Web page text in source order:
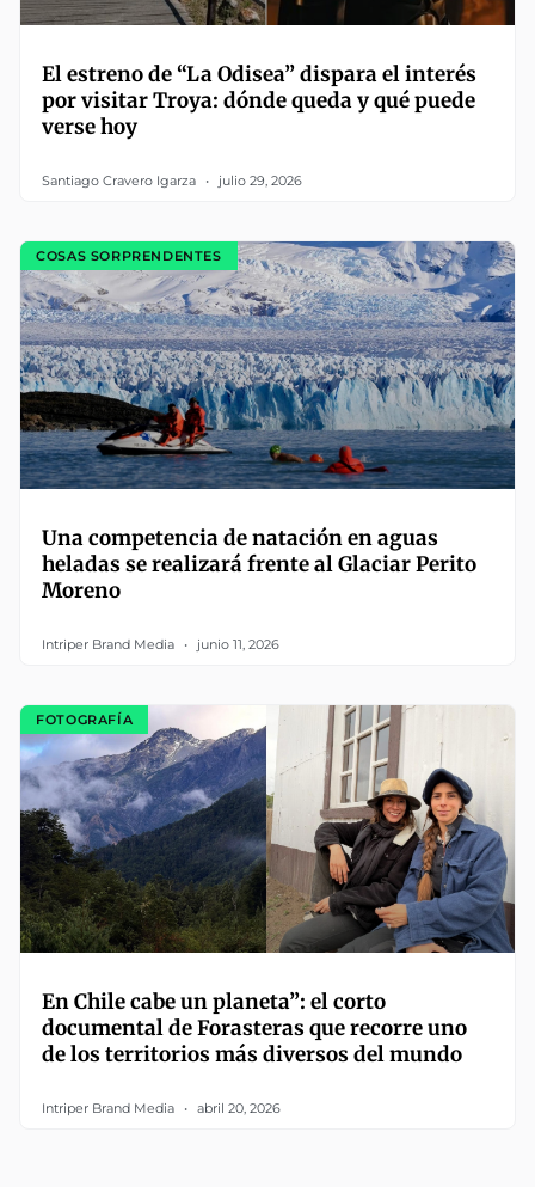
El estreno de “La Odisea” dispara el interés
por visitar Troya: dónde queda y qué puede
verse hoy
Santiago Cravero Igarza julio 29, 2026
COSAS SORPRENDENTES
Una competencia de natación en aguas
heladas se realizará frente al Glaciar Perito
Moreno
Intriper Brand Media junio 11, 2026
FOTOGRAFÍA
En Chile cabe un planeta”: el corto
documental de Forasteras que recorre uno
de los territorios más diversos del mundo
Intriper Brand Media abril 20, 2026